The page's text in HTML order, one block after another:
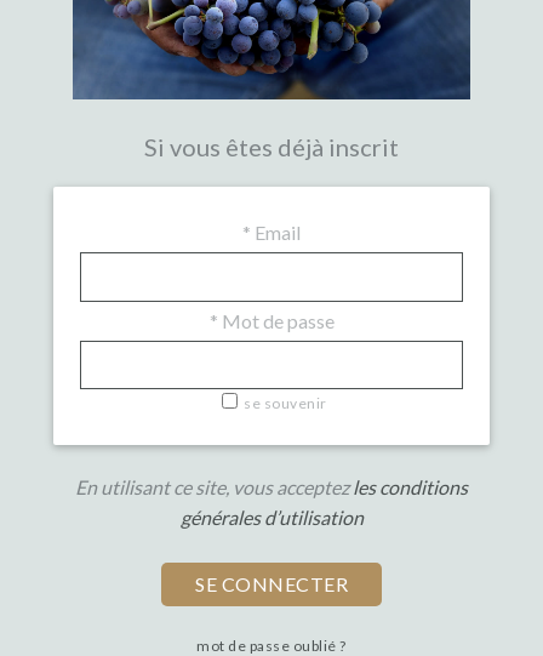
Si vous êtes déjà inscrit
* Email
* Mot de passe
se souvenir
En utilisant ce site, vous acceptezles conditions
générales d’utilisation
mot de passe oublié ?